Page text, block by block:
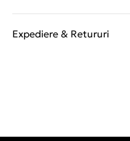
Expediere & Retururi